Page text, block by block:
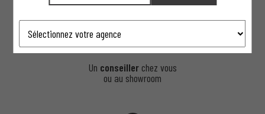
Un conseillerchez vous
ou au showroom